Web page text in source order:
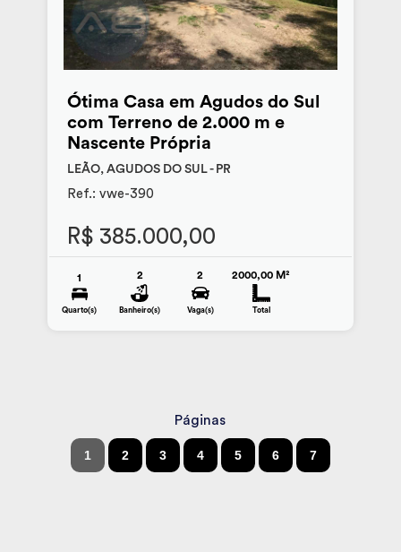
Ótima Casa em Agudos do Sul
com Terreno de 2.000 m e
Nascente Própria
LEÃO, AGUDOS DO SUL - PR
Ref.: vwe-390
R$ 385.000,00
1
Quarto(s)
2
Banheiro(s)
2
Vaga(s)
2000,00 M²
Total
Páginas
1 2 3 4 5 6 7